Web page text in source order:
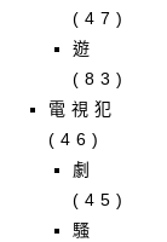
(47)
遊
(83)
電視犯
(46)
劇
(45)
騷